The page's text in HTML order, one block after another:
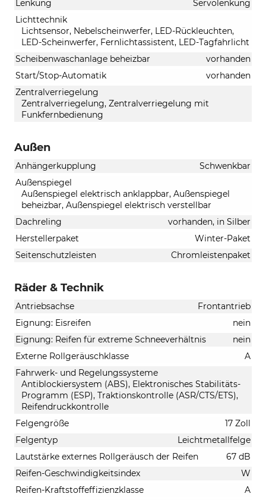
Lenkung
Servolenkung
Lichttechnik
Lichtsensor, Nebelscheinwerfer, LED-Rückleuchten,
LED-Scheinwerfer, Fernlichtassistent, LED-Tagfahrlicht
Scheibenwaschanlage beheizbar
vorhanden
Start/Stop-Automatik
vorhanden
Zentralverriegelung
Zentralverriegelung, Zentralverriegelung mit
Funkfernbedienung
Außen
Anhängerkupplung
Schwenkbar
Außenspiegel
Außenspiegel elektrisch anklappbar, Außenspiegel
beheizbar, Außenspiegel elektrisch verstellbar
Dachreling
vorhanden, in Silber
Herstellerpaket
Winter-Paket
Seitenschutzleisten
Chromleistenpaket
Räder & Technik
Antriebsachse
Frontantrieb
Eignung: Eisreifen
nein
Eignung: Reifen für extreme Schneeverhältnis
nein
Externe Rollgeräuschklasse
A
Fahrwerk- und Regelungssysteme
Antiblockiersystem (ABS), Elektronisches Stabilitäts-
Programm (ESP), Traktionskontrolle (ASR/CTS/ETS),
Reifendruckkontrolle
Felgengröße
17 Zoll
Felgentyp
Leichtmetallfelge
Lautstärke externes Rollgeräusch der Reifen
67 dB
Reifen-Geschwindigkeitsindex
W
Reifen-Kraftstoffeffizienzklasse
A